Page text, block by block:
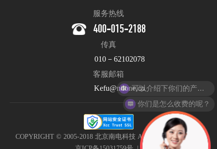
服务热线
400-015-2188
传真
010－62102078
客服邮箱
Kefu@ndone.cn
COPYRIGHT © 2005-2018 北京南电科技 All Rights Reserved. |
你们是怎么收费的呢？